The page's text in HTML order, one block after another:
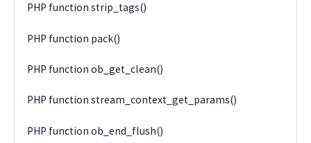
PHP function strip_tags()
PHP function pack()
PHP function ob_get_clean()
PHP function stream_context_get_params()
PHP function ob_end_flush()